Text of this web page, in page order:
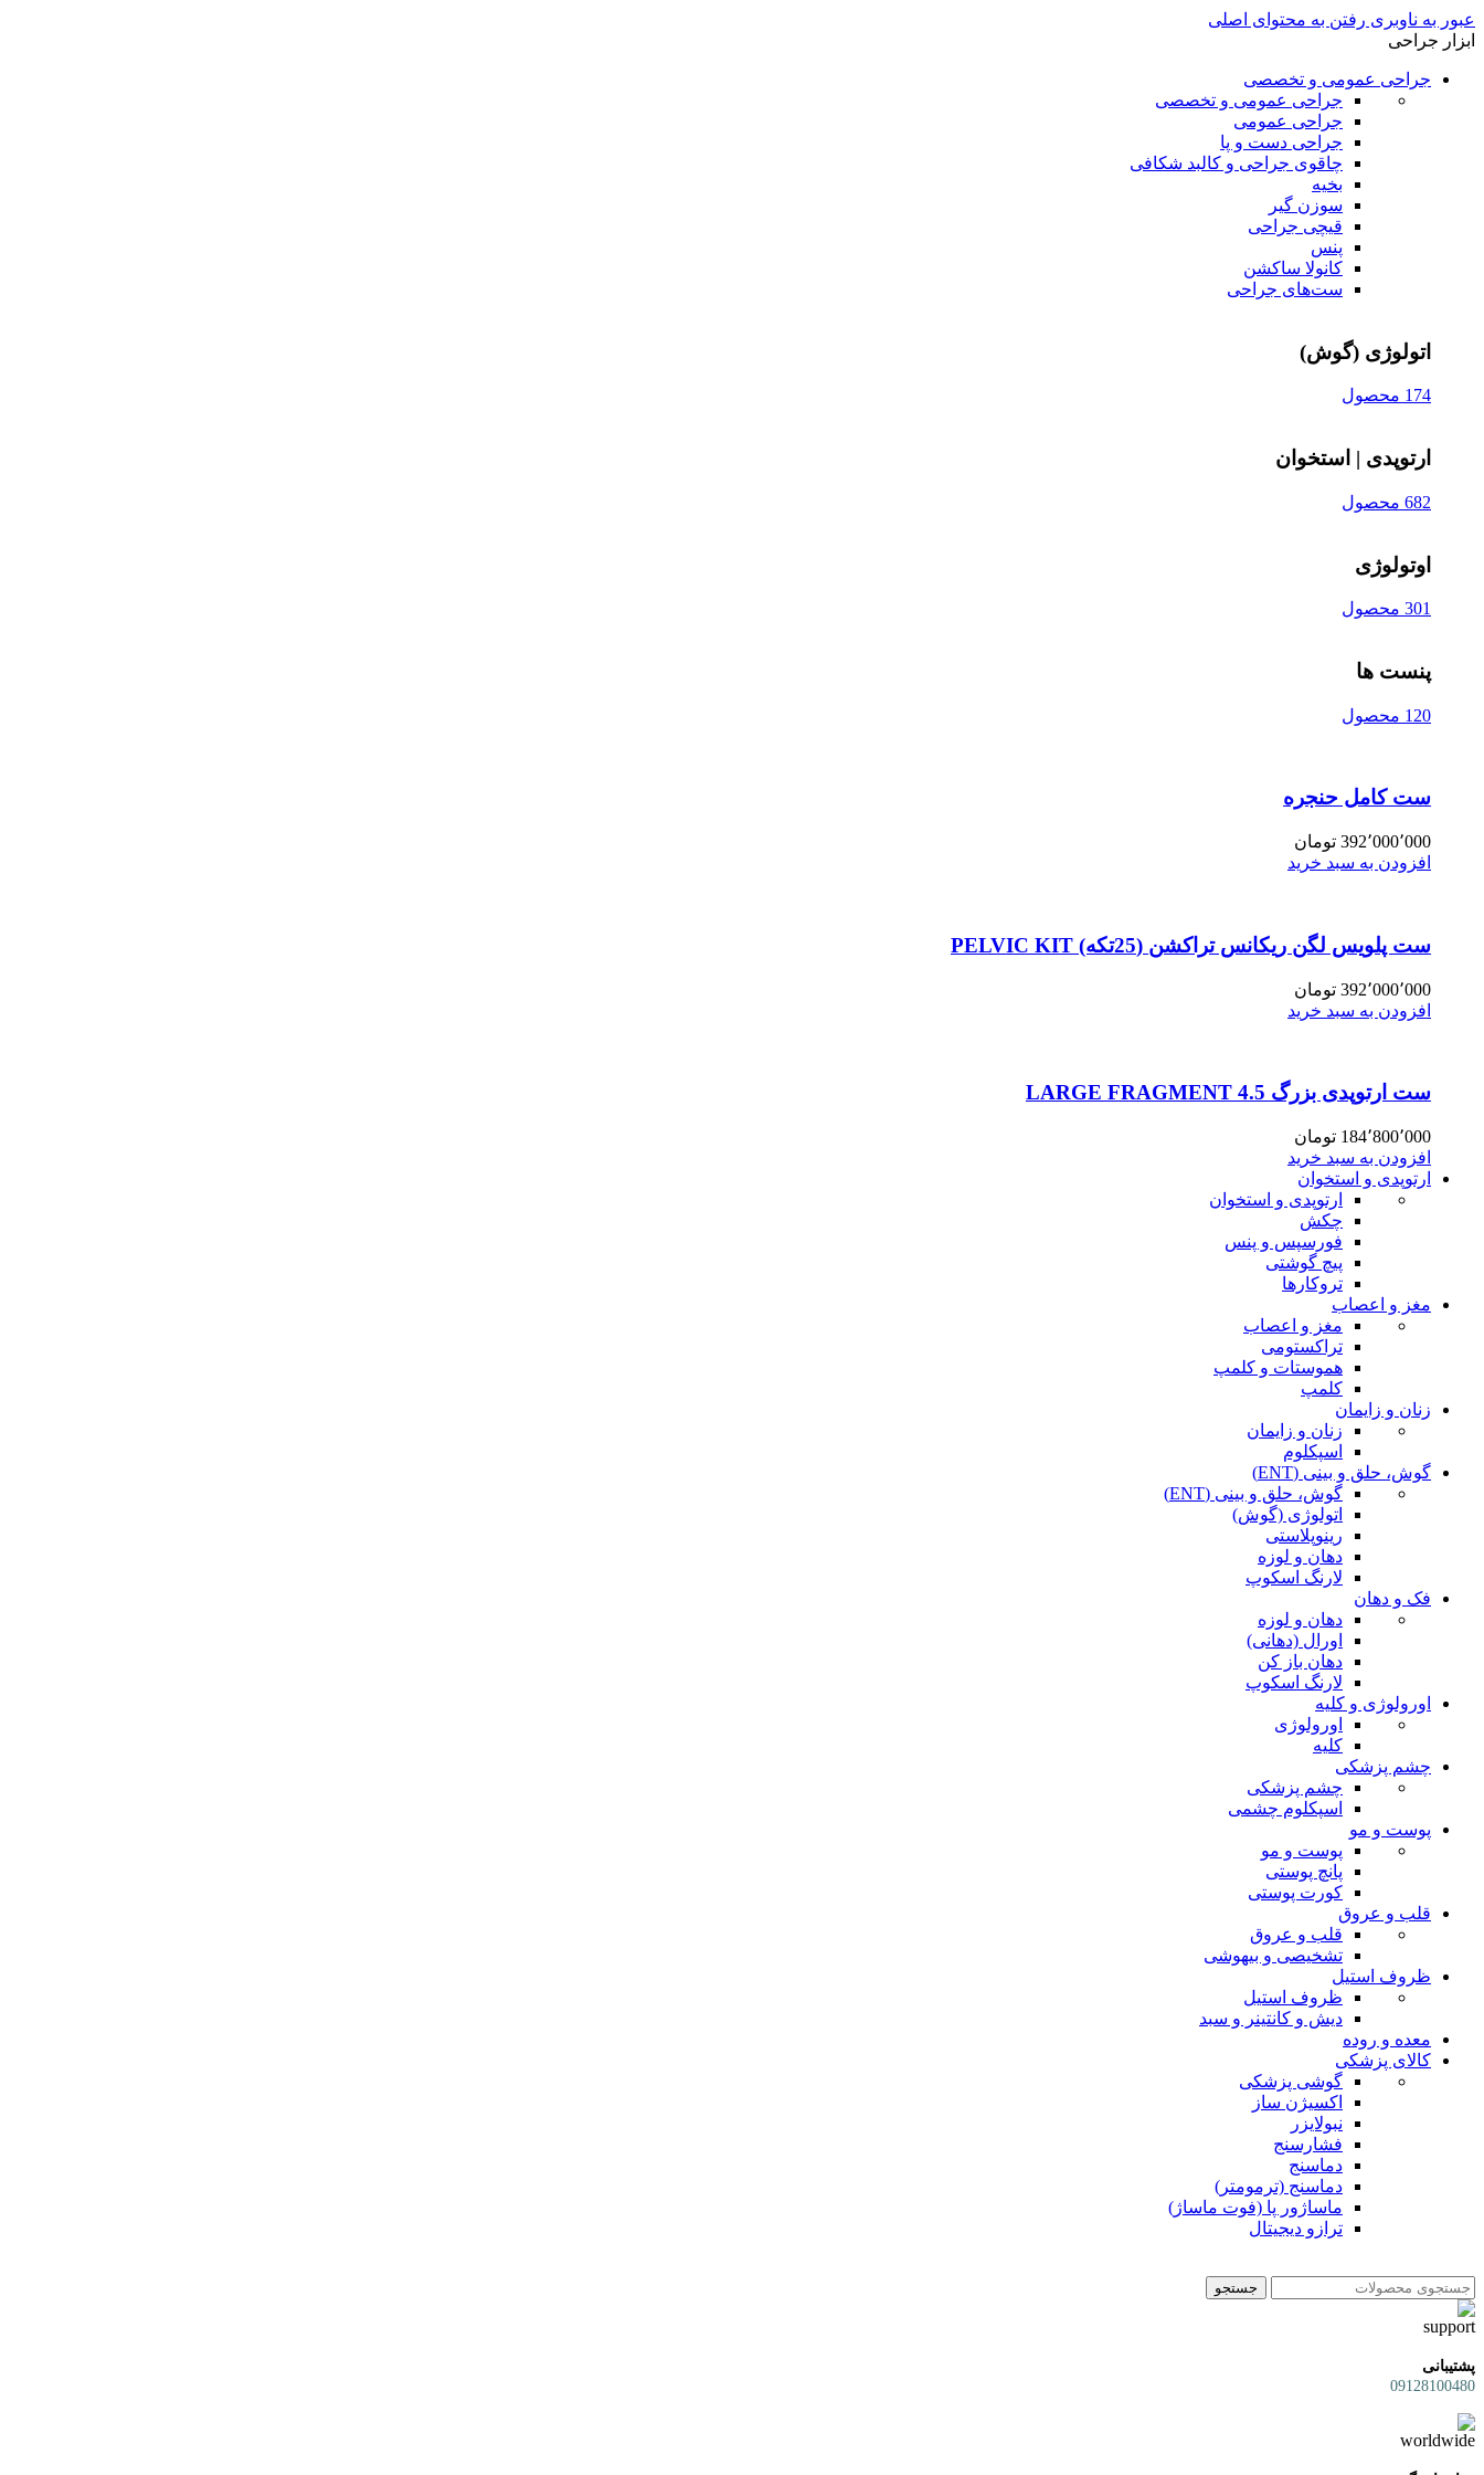
عبور به ناوبری رفتن به محتوای اصلی
ابزار جراحی
جراحی عمومی و تخصصی
جراحی عمومی و تخصصی
جراحی عمومی
جراحی دست و پا
چاقوی جراحی و کالبد شکافی
بخیه
سوزن‌ گیر
قیچی‌ جراحی
پنس
کانولا ساکشن
ست‌های جراحی
اتولوژی (گوش)
174 محصول
ارتوپدی | استخوان
682 محصول
اوتولوژی
301 محصول
پنست ها
120 محصول
ست کامل حنجره
392٬000٬000 تومان
افزودن به سبد خرید
ست پلویس لگن ریکانس تراکشن (25تکه) PELVIC KIT
392٬000٬000 تومان
افزودن به سبد خرید
ست ارتوپدی بزرگ 4.5 LARGE FRAGMENT
184٬800٬000 تومان
افزودن به سبد خرید
ارتوپدی و استخوان
ارتوپدی و استخوان
چکش
فورسپس و پنس
پیچ گوشتی
تروکارها
مغز و اعصاب
مغز و اعصاب
تراکستومی
هموستات و کلمپ
کلمپ
زنان و زایمان
زنان و زایمان
اسپکلوم
گوش، حلق و بینی (ENT)
گوش، حلق و بینی (ENT)
اتولوژی (گوش)
رینوپلاستی
دهان و لوزه
لارنگ اسکوپ
فک و دهان
دهان و لوزه
اورال (دهانی)
دهان باز کن
لارنگ اسکوپ
اورولوژی و کلیه
اورولوژی
کلیه
چشم پزشکی
چشم پزشکی
اسپکلوم چشمی
پوست و مو
پوست و مو
پانچ پوستی
کورت پوستی
قلب و عروق
قلب و عروق
تشخیصی و بیهوشی
ظروف استیل
ظروف استیل
دیش و کانتینر و سبد
معده و روده
کالای پزشکی
گوشی پزشکی
اکسیژن ساز
نبولایزر
فشارسنج
دماسنج
دماسنج (ترمومتر)
ماساژور پا (فوت ماساژ)
ترازو دیجیتال
جستجو
پشتیبانی
09128100480